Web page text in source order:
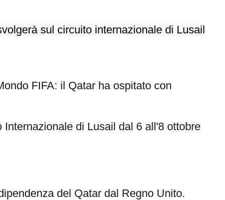
sul circuito internazionale di Lusail
FIFA: il Qatar ha ospitato con
di Lusail dal 6 all'8 ottobre
del Qatar dal Regno Unito.